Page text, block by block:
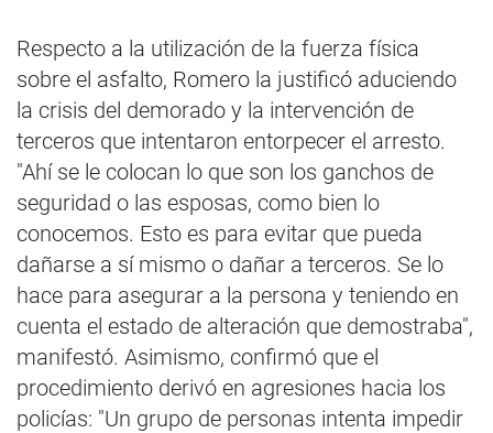
Respecto a la utilización de la fuerza física
sobre el asfalto, Romero la justificó aduciendo
la crisis del demorado y la intervención de
terceros que intentaron entorpecer el arresto.
"Ahí se le colocan lo que son los ganchos de
seguridad o las esposas, como bien lo
conocemos. Esto es para evitar que pueda
dañarse a sí mismo o dañar a terceros. Se lo
hace para asegurar a la persona y teniendo en
cuenta el estado de alteración que demostraba",
manifestó. Asimismo, confirmó que el
procedimiento derivó en agresiones hacia los
policías: "Un grupo de personas intenta impedir